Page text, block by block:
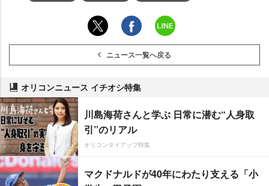
ニュース一覧へ戻る
オリコンニュース イチオシ特集
川島海荷さんと学ぶ 日常に潜む“人身取
引”のリアル
オリコンタイアップ特集
マクドナルドが40年にわたり支える「小